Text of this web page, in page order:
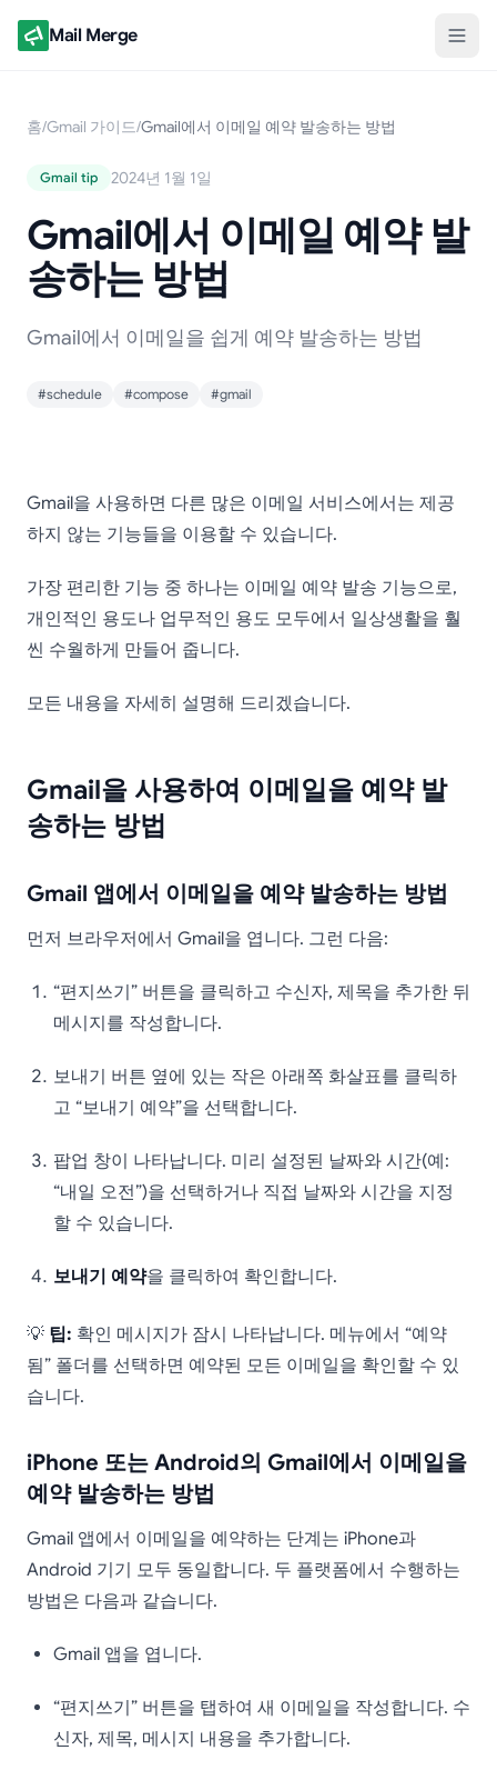
Mail Merge
홈/Gmail 가이드/Gmail에서 이메일 예약 발송하는 방법
Gmail tip 2024년 1월 1일
Gmail에서 이메일 예약 발
송하는 방법
Gmail에서 이메일을 쉽게 예약 발송하는 방법
#schedule #compose #gmail
Gmail에서 이메일 예약
발송하는 방법
Gmail을 사용하면 다른 많은 이메일 서비스에서는 제공
하지 않는 기능들을 이용할 수 있습니다.
가장 편리한 기능 중 하나는 이메일 예약 발송 기능으로,
개인적인 용도나 업무적인 용도 모두에서 일상생활을 훨
씬 수월하게 만들어 줍니다.
모든 내용을 자세히 설명해 드리겠습니다.
Gmail을 사용하여 이메일을 예약 발
송하는 방법
Gmail 앱에서 이메일을 예약 발송하는 방법
먼저 브라우저에서 Gmail을 엽니다. 그런 다음:
“편지쓰기” 버튼을 클릭하고 수신자, 제목을 추가한 뒤
메시지를 작성합니다.
보내기 버튼 옆에 있는 작은 아래쪽 화살표를 클릭하
고 “보내기 예약”을 선택합니다.
팝업 창이 나타납니다. 미리 설정된 날짜와 시간(예:
“내일 오전”)을 선택하거나 직접 날짜와 시간을 지정
할 수 있습니다.
보내기 예약을 클릭하여 확인합니다.
💡 팁: 확인 메시지가 잠시 나타납니다. 메뉴에서 “예약
됨” 폴더를 선택하면 예약된 모든 이메일을 확인할 수 있
습니다.
iPhone 또는 Android의 Gmail에서 이메일을
예약 발송하는 방법
Gmail 앱에서 이메일을 예약하는 단계는 iPhone과
Android 기기 모두 동일합니다. 두 플랫폼에서 수행하는
방법은 다음과 같습니다.
Gmail 앱을 엽니다.
“편지쓰기” 버튼을 탭하여 새 이메일을 작성합니다. 수
신자, 제목, 메시지 내용을 추가합니다.